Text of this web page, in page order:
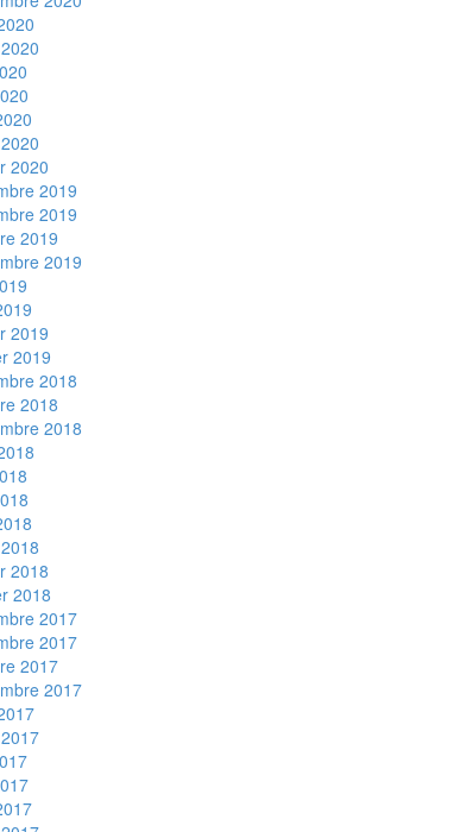
2020
2019
2019
2019
2019
2019
2019
2018
2018
2018
2018
2018
2017
2017
2017
2017